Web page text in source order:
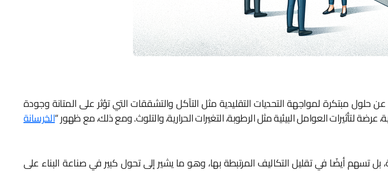
حلول مبتكرة لمواجهة التحديات التقليدية مثل التآكل والتشققات التي تؤثر على المتانة وجودة
لتأثيرات العوامل البيئية مثل الرطوبة، التغيرات الحرارية، والتلوث. ومع ذلك، مع ظهور “الخرسانة
بل تسهم أيضًا في تقليل التكاليف المرتبطة بها، وهو ما يشير إلى تحول كبير في صناعة البناء على